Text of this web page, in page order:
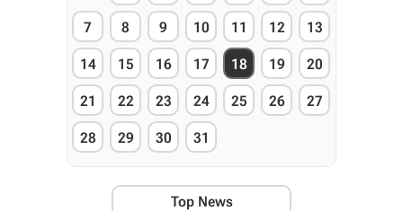
7 8 9 10 11 12 13
14 15 16 17 18 19 20
21 22 23 24 25 26 27
28 29 30 31
Top News